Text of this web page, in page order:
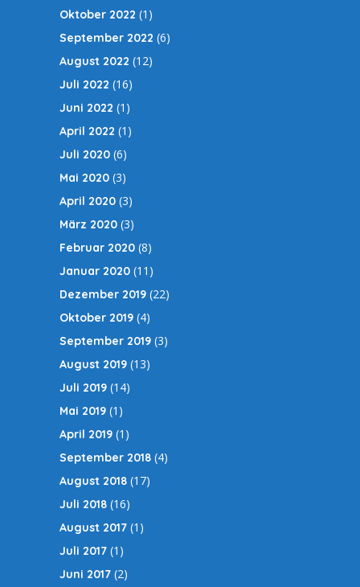
Oktober 2022 (1)
September 2022 (6)
August 2022 (12)
Juli 2022 (16)
Juni 2022 (1)
April 2022 (1)
Juli 2020 (6)
Mai 2020 (3)
April 2020 (3)
März 2020 (3)
Februar 2020 (8)
Januar 2020 (11)
Dezember 2019 (22)
Oktober 2019 (4)
September 2019 (3)
August 2019 (13)
Juli 2019 (14)
Mai 2019 (1)
April 2019 (1)
September 2018 (4)
August 2018 (17)
Juli 2018 (16)
August 2017 (1)
Juli 2017 (1)
Juni 2017 (2)